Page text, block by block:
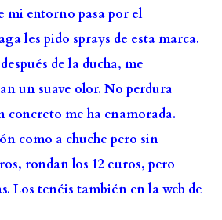
mi entorno pasa por el
les pido sprays de esta marca.
de la ducha, me
un suave olor. No perdura
concreto me ha enamorada.
como a chuche pero sin
rondan los 12 euros, pero
Los tenéis también en la web de